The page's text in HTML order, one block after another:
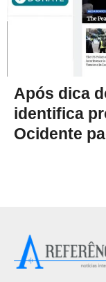
Após dica
identifica
Ocidente